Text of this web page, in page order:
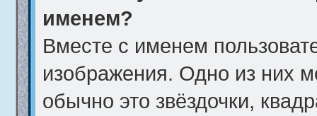
именем?
Вместе с именем
изображения. Одно из них
обычно это звёздочки,